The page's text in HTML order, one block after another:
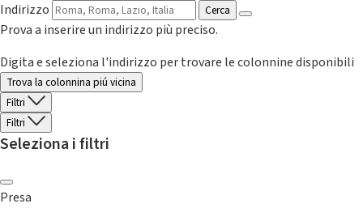
Indirizzo
Cerca
Prova a inserire un indirizzo più preciso.
Digita e seleziona l'indirizzo per trovare le colonnine disponibili
Trova la colonnina piú vicina
Filtri
Filtri
Seleziona i filtri
Presa